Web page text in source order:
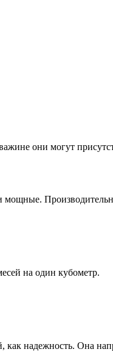
они могут
на один кубометр.
надежность. Она